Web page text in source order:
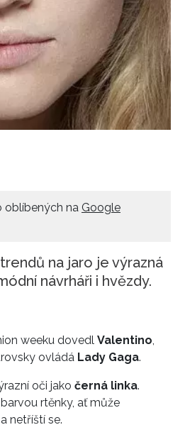
oblíbených na Google
na jaro je výrazná
návrháři i hvězdy.
weeku dovedl Valentino
ovládá Lady Gaga.
oči jako černá linka.
rtěnky, ať může
a netříští se.